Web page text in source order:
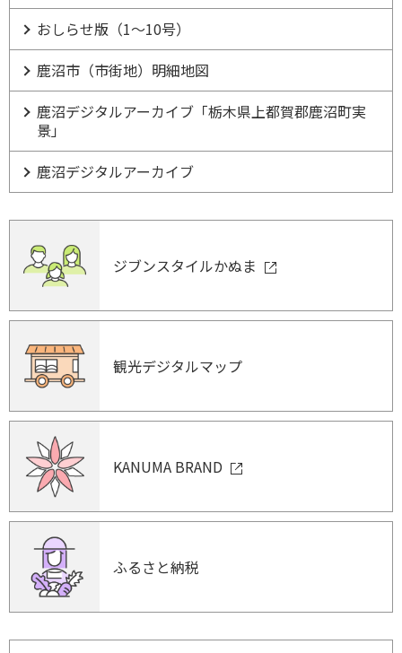
おしらせ版（1～10号）
鹿沼市（市街地）明細地図
鹿沼デジタルアーカイブ「栃木県上都賀郡鹿沼町実
景」
鹿沼デジタルアーカイブ
ジブンスタイルかぬま
観光デジタルマップ
KANUMA BRAND
ふるさと納税